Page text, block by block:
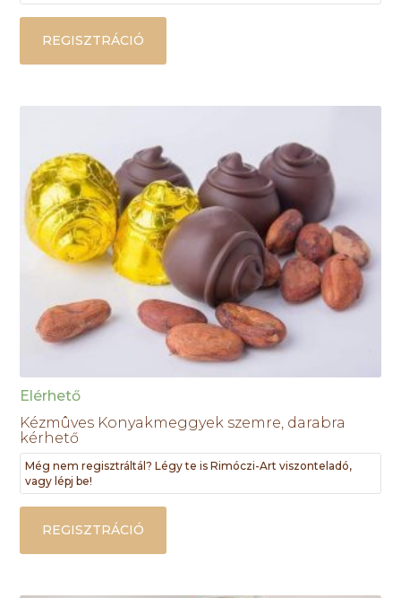
REGISZTRÁCIÓ
Elérhető
Kézmûves Konyakmeggyek szemre, darabra
kérhető
Még nem regisztráltál? Légy te is Rimóczi-Art viszonteladó,
vagy lépj be!
REGISZTRÁCIÓ